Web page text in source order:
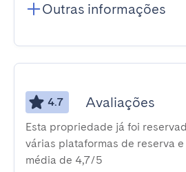
Outras informações
4.7 Avaliações
Esta propriedade já foi
várias plataformas de reserva
média de 4,7/5